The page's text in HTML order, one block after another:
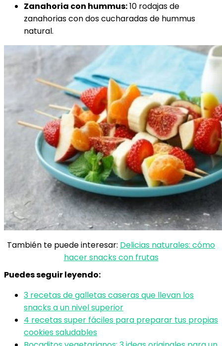
Zanahoria con hummus:10 rodajas de
zanahorias con dos cucharadas de hummus
natural.
También te puede interesar: Delicias naturales: cómo
hacer snacks con frutas
Puedes seguir leyendo:
3 recetas de galletas caseras que llevan los
snacks a un nivel superior
4 recetas super fáciles para preparar tus propias
cookies saludables